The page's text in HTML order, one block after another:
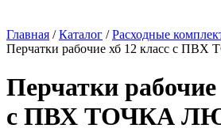
Главная / Каталог / Расходные
Перчатки рабочие хб 12 класс с
Перчатки рабочие
с ПВХ ТОЧКА